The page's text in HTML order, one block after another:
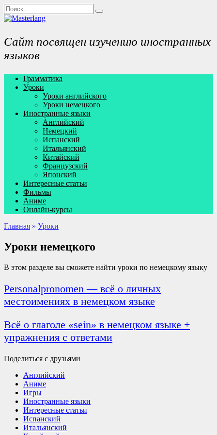
Перейти
к
содержанию
Search
for:
Сайт посвящен изучению иностранных
языков
Грамматика
Уроки
Уроки английского
Уроки немецкого
Иностранные языки
Английский
Немецкий
Испанский
Итальянский
Китайский
Французский
Японский
Интересные статьи
Фильмы
Аниме
Онлайн-курсы
Главная » Уроки
Уроки немецкого
В этом разделе вы сможете найти уроки по немецкому языку
Personalpronomen — всё о личных
местоимениях в немецком языке
Всё о глаголе «sein» в немецком языке +
упражнения с ответами
Поделиться с друзьями
Английский
Аниме
Игры
Иностранные языки
Интересные статьи
Испанский
Итальянский